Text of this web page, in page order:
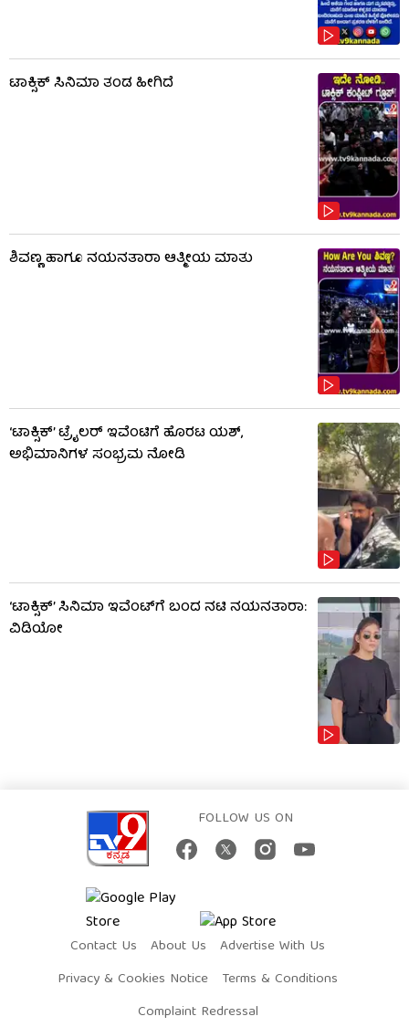
ಟಾಕ್ಸಿಕ್​​​ ಸಿನಿಮಾ ತಂಡ ಹೀಗಿದೆ
ಶಿವಣ್ಣ ಹಾಗೂ ನಯನತಾರಾ ಆತ್ಮೀಯ ಮಾತು
‘ಟಾಕ್ಸಿಕ್’ ಟ್ರೈಲರ್ ಇವೆಂಟಿಗೆ ಹೊರಟ ಯಶ್,
ಅಭಿಮಾನಿಗಳ ಸಂಭ್ರಮ ನೋಡಿ
‘ಟಾಕ್ಸಿಕ್’ ಸಿನಿಮಾ ಇವೆಂಟ್​​ಗೆ ಬಂದ ನಟಿ ನಯನತಾರಾ:
ವಿಡಿಯೋ
FOLLOW US ON
Contact Us About Us
Advertise With Us
Privacy & Cookies Notice
Terms & Conditions
Complaint Redressal